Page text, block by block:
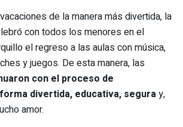
de la manera más divertida, la
con todos los menores en el
el regreso a las aulas con música,
y juegos. De esta manera, las
con el proceso de
divertida, educativa, seguray,
amor.